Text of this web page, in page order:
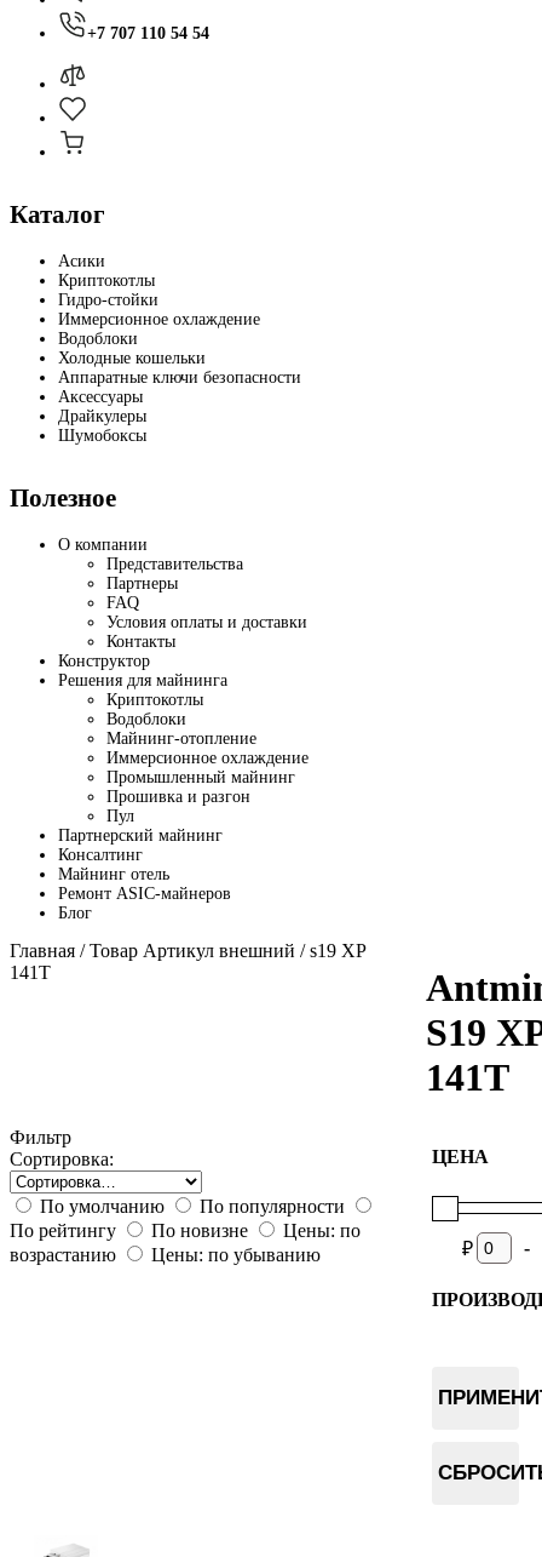
+7 707 110 54 54
Каталог
Асики
Криптокотлы
Гидро-стойки
Иммерсионное охлаждение
Водоблоки
Холодные кошельки
Аппаратные ключи безопасности
Аксессуары
Драйкулеры
Шумобоксы
Полезное
О компании
Представительства
Партнеры
FAQ
Условия оплаты и доставки
Контакты
Конструктор
Решения для майнинга
Криптокотлы
Водоблоки
Майнинг-отопление
Иммерсионное охлаждение
Промышленный майнинг
Прошивка и разгон
Пул
Партнерский майнинг
Консалтинг
Майнинг отель
Ремонт ASIC-майнеров
Блог
Главная / Товар Артикул внешний / s19 XP
141T
S19
141T
Фильтр
Сортировка:
По умолчанию
По популярности
По рейтингу
По новизне
Цены: по
возрастанию
Цены: по убыванию
ЦЕНА
₽ -